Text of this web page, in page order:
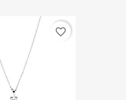
favorite_border